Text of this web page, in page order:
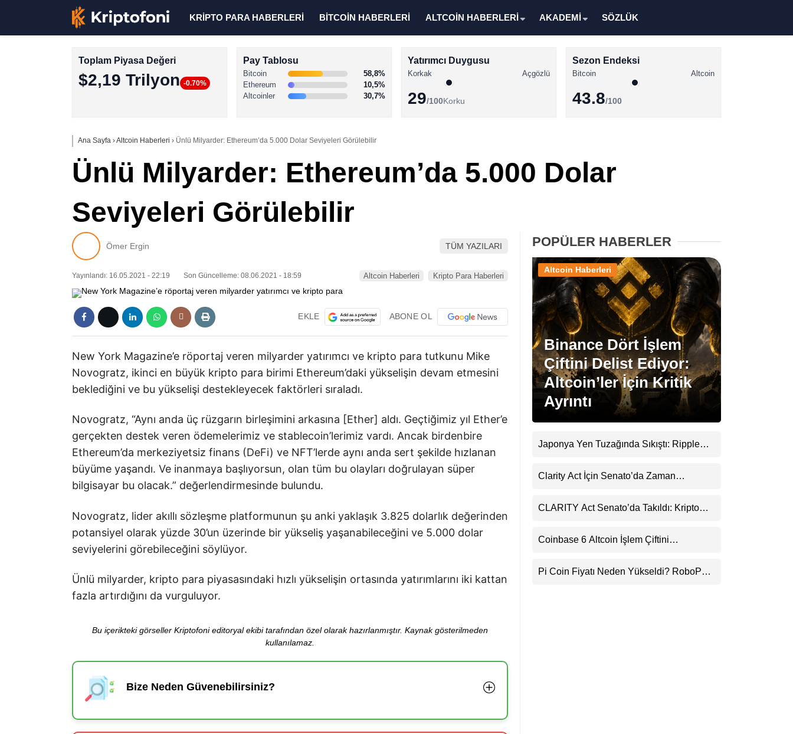
XRP Haberleri
Memecoin Haberleri
Stablecoin Haberleri
Facebook
Instagram
Telegram
KRİPTO PARA HABERLERİ BİTCOİN HABERLERİ ALTCOİN HABERLERİ AKADEMİ SÖZLÜK
Toplam Piyasa Değeri
$2,19 Trilyon -0.70%
Pay Tablosu
Bitcoin
58,8%
Ethereum
10,5%
Altcoinler
30,7%
Yatırımcı Duygusu
Korkak Açgözlü
29/100Korku
Sezon Endeksi
Bitcoin Altcoin
43.8/100
Ana Sayfa ›Altcoin Haberleri › Ünlü Milyarder: Ethereum’da 5.000 Dolar Seviyeleri Görülebilir
Ünlü Milyarder: Ethereum’da 5.000 Dolar
Seviyeleri Görülebilir
Ömer Ergin TÜM YAZILARI
Yayınlandı: 16.05.2021 - 22:19 Son Güncelleme: 08.06.2021 - 18:59 Altcoin Haberleri Kripto Para Haberleri
EKLE ABONE OL
New York Magazine’e röportaj veren milyarder yatırımcı ve kripto para tutkunu Mike
Novogratz, ikinci en büyük kripto para birimi Ethereum’daki yükselişin devam etmesini
beklediğini ve bu yükselişi destekleyecek faktörleri sıraladı.
Novogratz, “Aynı anda üç rüzgarın birleşimini arkasına [Ether] aldı. Geçtiğimiz yıl Ether’e
gerçekten destek veren ödemelerimiz ve stablecoin’lerimiz vardı. Ancak birdenbire
Ethereum’da merkeziyetsiz finans (DeFi) ve NFT’lerde aynı anda sert şekilde hızlanan
büyüme yaşandı. Ve inanmaya başlıyorsun, olan tüm bu olayları doğrulayan süper
bilgisayar bu olacak.” değerlendirmesinde bulundu.
Novogratz, lider akıllı sözleşme platformunun şu anki yaklaşık 3.825 dolarlık değerinden
potansiyel olarak yüzde 30’un üzerinde bir yükseliş yaşanabileceğini ve 5.000 dolar
seviyelerini görebileceğini söylüyor.
Ünlü milyarder, kripto para piyasasındaki hızlı yükselişin ortasında yatırımlarını iki kattan
fazla artırdığını da vurguluyor.
Bu içerikteki görseller Kriptofoni editoryal ekibi tarafından özel olarak hazırlanmıştır. Kaynak gösterilmeden
kullanılamaz.
Bize Neden Güvenebilirsiniz?
POPÜLER HABERLER
Binance Dört İşlem
Çiftini Delist Ediyor:
Altcoin’ler İçin Kritik
Ayrıntı
Altcoin Haberleri
Japonya Yen Tuzağında Sıkıştı: Ripple
Clarity Act İçin Senato’da Zaman
CLARITY Act Senato’da Takıldı: Kripto
Coinbase 6 Altcoin İşlem Çiftini
Pi Coin Fiyatı Neden Yükseldi? RoboPay